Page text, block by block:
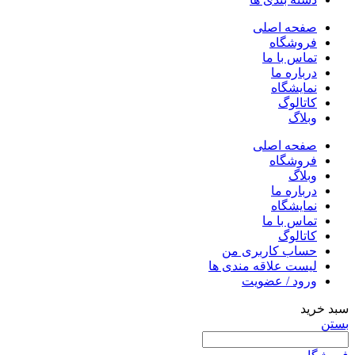
صفحه اصلی
فروشگاه
تماس با ما
درباره ما
نمایشگاه
کاتالوگ
وبلاگ
صفحه اصلی
فروشگاه
وبلاگ
درباره ما
نمایشگاه
تماس با ما
کاتالوگ
حساب کاربری من
لیست علاقه مندی ها
ورود / عضویت
سبد خرید
بستن